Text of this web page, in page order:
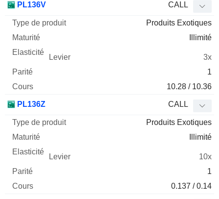
PL136V CALL
Produits Exotiques
Illimité
3x
1
10.28 / 10.36
PL136Z CALL
Produits Exotiques
Illimité
10x
1
0.137 / 0.14